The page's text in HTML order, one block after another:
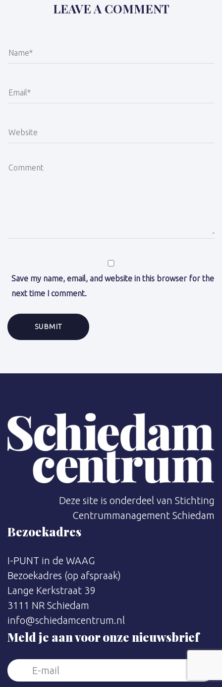
LEAVE A COMMENT
Save my name, email, and website in this browser for the
next time I comment.
Deze site is onderdeel van Stichting
Centrummanagement Schiedam
Bezoekadres
I-PUNT in de WAAG
Bezoekadres (op afspraak)
Lange Kerkstraat 39
3111 NR Schiedam
info@schiedamcentrum.nl
Meld je aan voor onze nieuwsbrief